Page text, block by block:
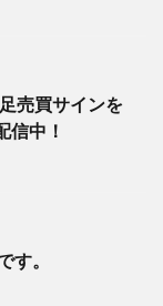
売買サインを
信中！
。